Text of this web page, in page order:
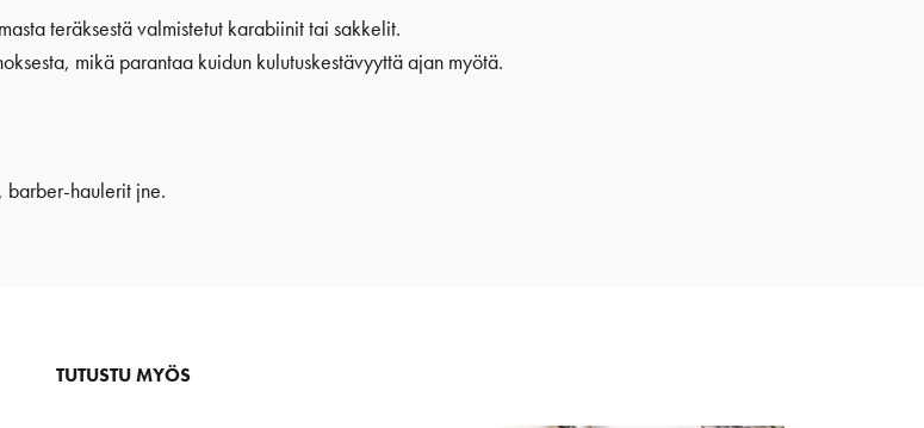
teräksestä valmistetut karabiinit tai sakkelit.
mikä parantaa kuidun kulutuskestävyyttä ajan myötä.
barber-haulerit jne.
TUTUSTU MYÖS